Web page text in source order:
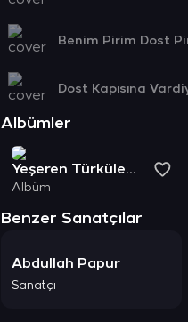
Benim Pirim Dost
Dost Kapısına
Albümler
Yeşeren Türkülerimiz 2
Albüm
Benzer Sanatçılar
Abdullah Papur
Sanatçı